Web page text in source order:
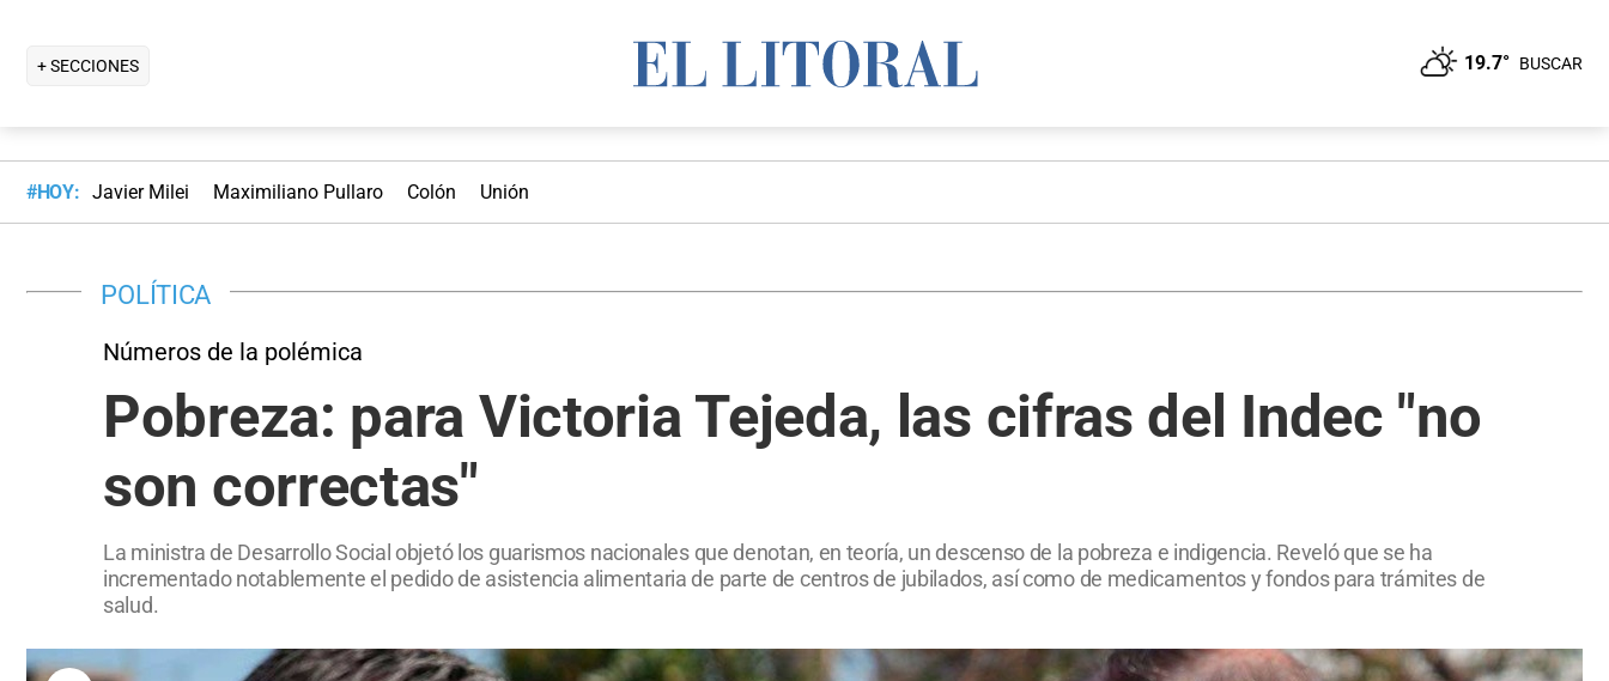
+ SECCIONES 19.7° BUSCAR
#HOY: Javier Milei Maximiliano Pullaro Colón Unión
POLÍTICA
Números de la polémica
Pobreza: para Victoria Tejeda, las cifras del Indec "no
son correctas"
La ministra de Desarrollo Social objetó los guarismos nacionales que denotan, en teoría, un descenso de la pobreza e indigencia. Reveló que se ha
incrementado notablemente el pedido de asistencia alimentaria de parte de centros de jubilados, así como de medicamentos y fondos para trámites de
salud.